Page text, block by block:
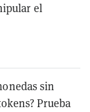
el
sin
Prueba